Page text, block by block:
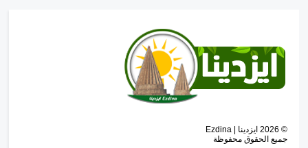
©
2026 ايزدينا | Ezdina
جميع الحقوق محفوظة